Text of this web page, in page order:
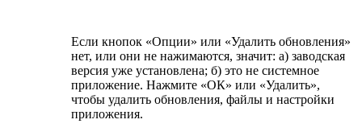
Если кнопок «Опции» или «Удалить обновления»
нет, или они не нажимаются, значит: а) заводская
версия уже установлена; б) это не системное
приложение. Нажмите «ОК» или «Удалить»,
чтобы удалить обновления, файлы и настройки
приложения.